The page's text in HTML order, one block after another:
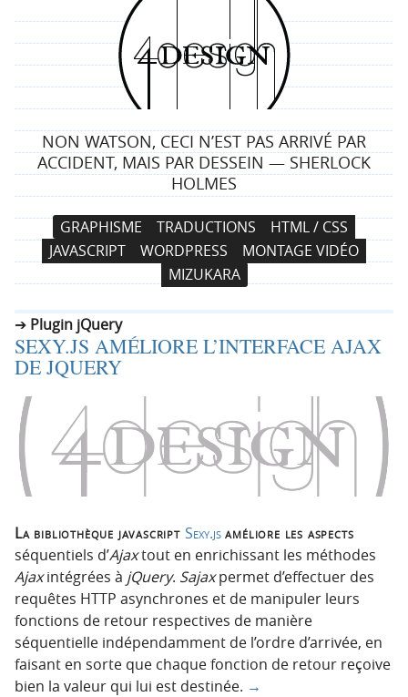
4
d
e
s
i
g
n
NON WATSON, CECI N’EST PAS ARRIVÉ PAR
ACCIDENT, MAIS PAR DESSEIN — SHERLOCK
HOLMES
a
t
i
n
r
c
i
p
a
l
e
a
u
c
n
e
n
GRAPHISME TRADUCTIONS
HTML / CSS
JAVASCRIPT
WORDPRESS
MONTAGE VIDÉO
MIZUKARA
Plugin jQuery
SEXY.JS AMÉLIORE L’INTERFACE AJAX
DE JQUERY
La bibliothèque javascript Sexy.jsaméliore les aspects
séquentiels d’Ajaxtout en enrichissant les méthodes
Ajaxintégrées à jQuery. Sajaxpermet d’effectuer des
requêtes HTTP asynchrones et de manipuler leurs
fonctions de retour respectives de manière
séquentielle indépendamment de l’ordre d’arrivée, en
faisant en sorte que chaque fonction de retour reçoive
bien la valeur qui lui est destinée. →